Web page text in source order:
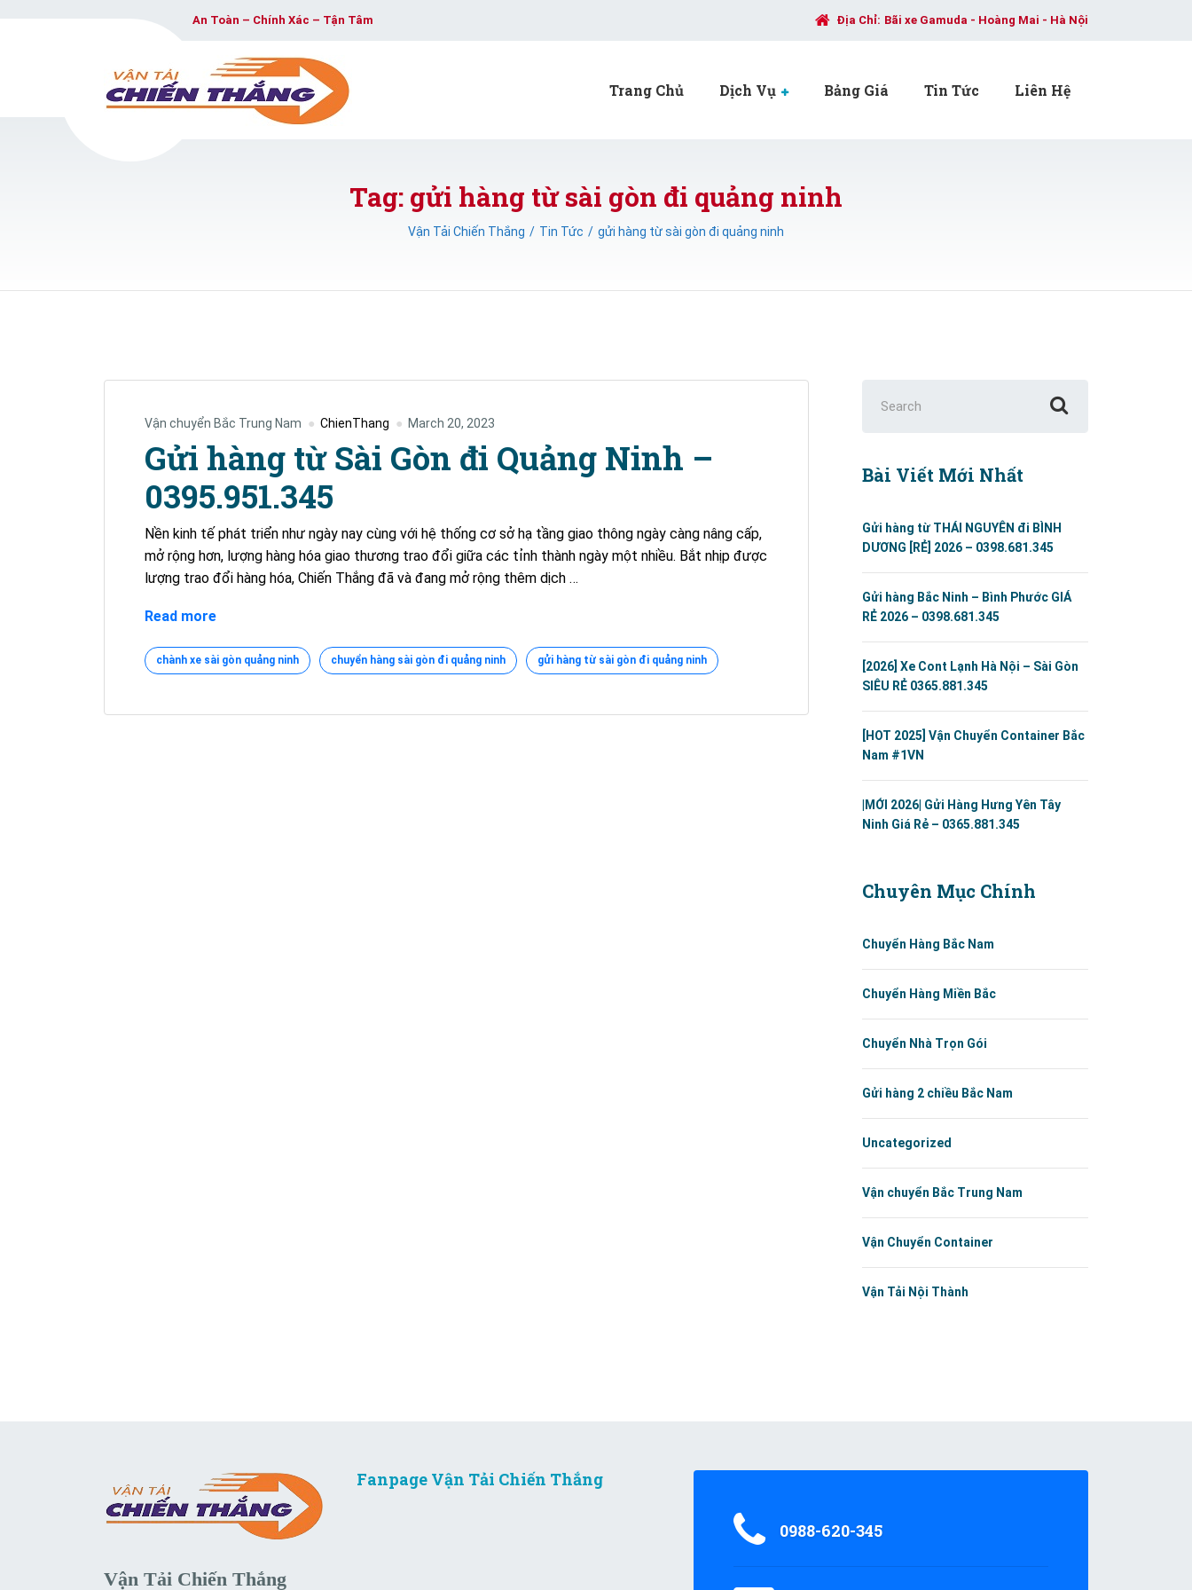
An Toàn – Chính Xác – Tận Tâm Địa Chỉ: Bãi xe Gamuda - Hoàng Mai - Hà Nội
Trang Chủ Dịch Vụ Bảng Giá Tin Tức Liên Hệ
Tag: gửi hàng từ sài gòn đi quảng ninh
Vận Tải Chiến Thắng Tin Tức gửi hàng từ sài gòn đi quảng ninh
Vận chuyển Bắc Trung Nam ChienThang March 20, 2023
Gửi hàng từ Sài Gòn đi Quảng Ninh –
0395.951.345
Nền kinh tế phát triển như ngày nay cùng với hệ thống cơ sở hạ tầng giao thông ngày càng nâng cấp,
mở rộng hơn, lượng hàng hóa giao thương trao đổi giữa các tỉnh thành ngày một nhiều. Bắt nhịp được
lượng trao đổi hàng hóa, Chiến Thắng đã và đang mở rộng thêm dịch …
Read moreGửi
từ
chành xe sài gòn quảng ninh chuyển hàng sài gòn đi quảng ninh gửi hàng từ sài gòn đi quảng ninh
for:
Bài Viết Mới Nhất
Gửi hàng từ THÁI NGUYÊN đi BÌNH
DƯƠNG [RẺ] 2026 – 0398.681.345
Gửi hàng Bắc Ninh – Bình Phước GIÁ
RẺ 2026 – 0398.681.345
[2026] Xe Cont Lạnh Hà Nội – Sài Gòn
SIÊU RẺ 0365.881.345
[HOT 2025] Vận Chuyển Container Bắc
Nam #1VN
|MỚI 2026| Gửi Hàng Hưng Yên Tây
Ninh Giá Rẻ – 0365.881.345
Chuyên Mục Chính
Chuyển Hàng Bắc Nam
Chuyển Hàng Miền Bắc
Chuyển Nhà Trọn Gói
Gửi hàng 2 chiều Bắc Nam
Uncategorized
Vận chuyển Bắc Trung Nam
Vận Chuyển Container
Vận Tải Nội Thành
Vận Tải Chiến Thắng
Fanpage Vận Tải Chiến Thắng
0988-620-345